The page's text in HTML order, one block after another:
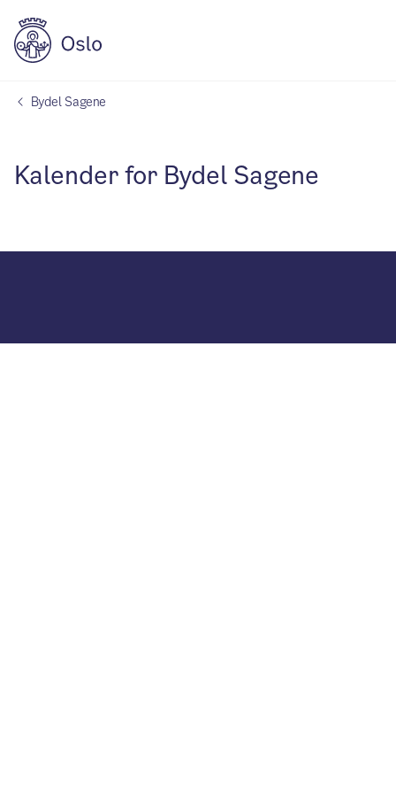
Bydel Sagene
Kalender for Bydel Sagene